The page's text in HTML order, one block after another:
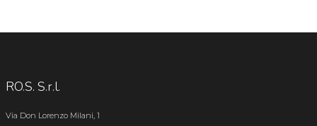
RO.S. S.r.l.
Via Don Lorenzo Milani, 1